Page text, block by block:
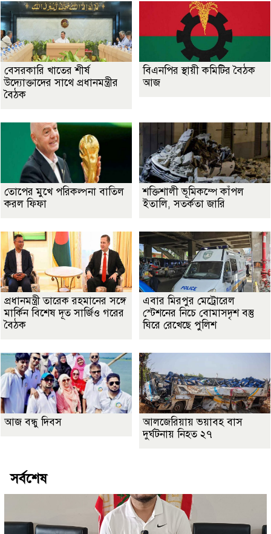
বেসরকারি খাতের শীর্ষ
উদ্যোক্তাদের সাথে প্রধানমন্ত্রীর
বৈঠক
বিএনপির স্থায়ী কমিটির বৈঠক
আজ
তোপের মুখে পরিকল্পনা বাতিল
করল ফিফা
শক্তিশালী ভূমিকম্পে কাঁপল
ইতালি, সতর্কতা জারি
প্রধানমন্ত্রী তারেক রহমানের সঙ্গে
মার্কিন বিশেষ দূত সার্জিও গরের
বৈঠক
এবার মিরপুর মেট্রোরেল
স্টেশনের নিচে বোমাসদৃশ বস্তু
ঘিরে রেখেছে পুলিশ
আজ বন্ধু দিবস
আলজেরিয়ায় ভয়াবহ বাস
দুর্ঘটনায় নিহত ২৭
সর্বশেষ